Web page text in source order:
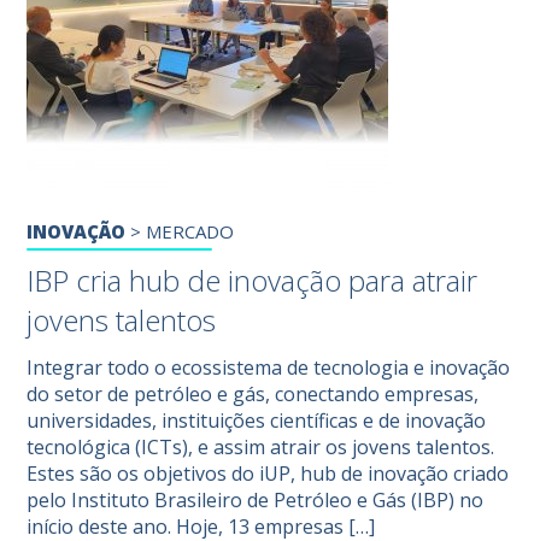
INOVAÇÃO > MERCADO
IBP cria hub de inovação para atrair
jovens talentos
Integrar todo o ecossistema de tecnologia e inovação
do setor de petróleo e gás, conectando empresas,
universidades, instituições científicas e de inovação
tecnológica (ICTs), e assim atrair os jovens talentos.
Estes são os objetivos do iUP, hub de inovação criado
pelo Instituto Brasileiro de Petróleo e Gás (IBP) no
início deste ano. Hoje, 13 empresas […]